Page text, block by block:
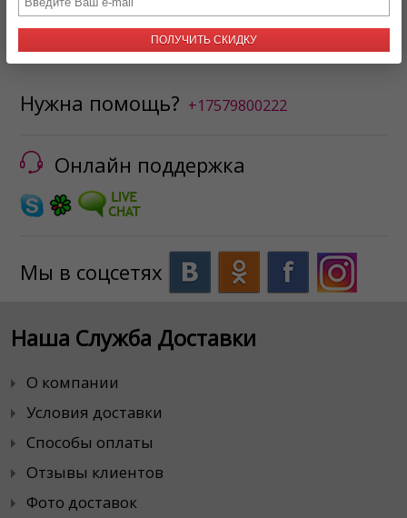
ЗАГРУЗКА
Нужна помощь? +17579800222
Онлайн поддержка
Мы в соцсетях
Наша Служба Доставки
О компании
Условия доставки
Способы оплаты
Отзывы клиентов
Фото доставок
ПОЛУЧИТЬ СКИДКУ